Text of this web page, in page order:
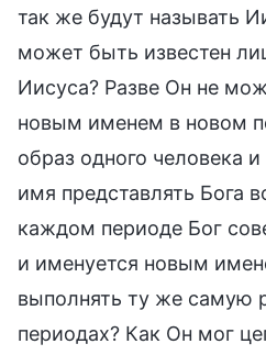
так же будут называть
может быть известен
Иисуса? Разве Он не
новым именем в новом
образ одного человека
имя представлять Бога
каждом периоде Бог
и именуется новым
выполнять ту же самую
периодах? Как Он мог